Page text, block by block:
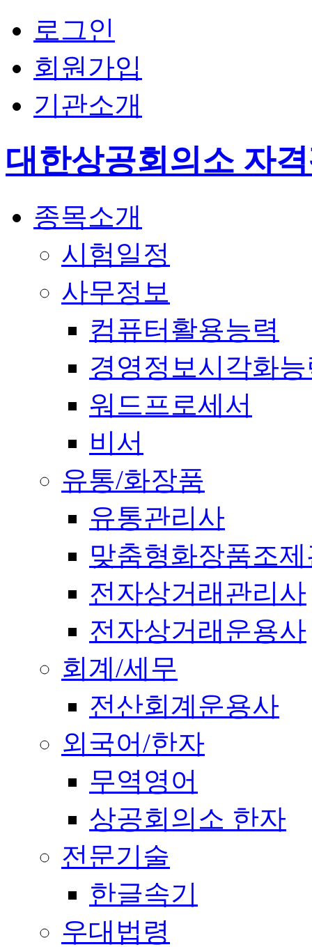
로그인
회원가입
기관소개
대한상공회의소 자
종목소개
시험일정
사무정보
컴퓨터활용능력
경영정보시각화
워드프로세서
비서
유통/화장품
유통관리사
맞춤형화장품조
전자상거래관리사
전자상거래운용사
회계/세무
전산회계운용사
외국어/한자
무역영어
상공회의소 한자
전문기술
한글속기
우대법령